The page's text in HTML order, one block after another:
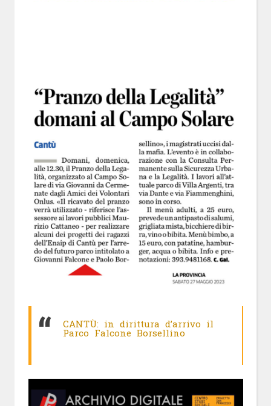
CANTÙ: in dirittura d’arrivo il
Parco Falcone Borsellino